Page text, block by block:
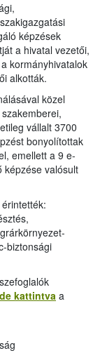
képzések
a hivatal vezetői,
kormányhivatalok
alkották.
közel
vállalt 3700
bonyolítottak
emellett a 9 e-
képzése valósult
biztonsági
kattintvaa